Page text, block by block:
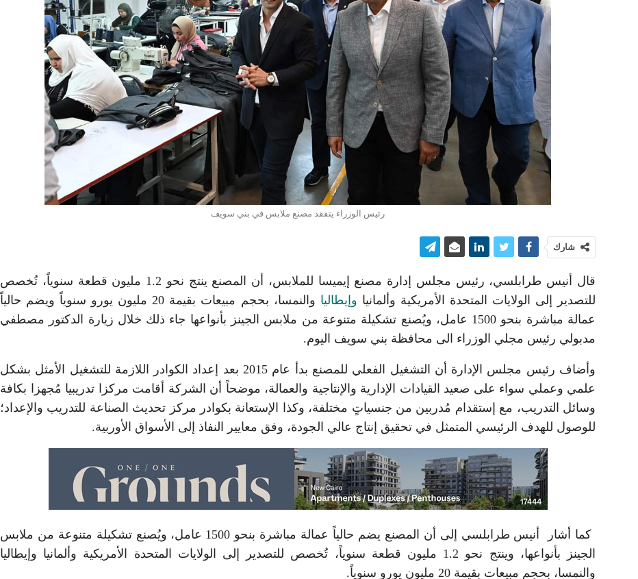
رئيس الوزراء يتفقد مصنع ملابس في بني سويف
شارك
قال أنيس طرابلسي، رئيس مجلس إدارة مصنع إيميسا للملابس، أن المصنع ينتج نحو 1.2 مليون قطعة سنوياً، تُخصص
للتصدير إلى الولايات المتحدة الأمريكية وألمانيا وإيطاليا
والنمسا، بحجم مبيعات بقيمة 20 مليون يورو سنوياً ويضم حالياً
عمالة مباشرة بنحو 1500 عامل، ويُصنع تشكيلة متنوعة من ملابس الجينز بأنواعها جاء ذلك خلال زيارة الدكتور مصطفي
مدبولي رئيس مجلي الوزراء الى محافظة بني سويف اليوم.
وأضاف رئيس مجلس الإدارة أن التشغيل الفعلي للمصنع بدأ عام 2015 بعد إعداد الكوادر اللازمة للتشغيل الأمثل بشكل
علمي وعملي سواء على صعيد القيادات الإدارية والإنتاجية والعمالة، موضحاً أن الشركة أقامت مركزا تدريبيا مُجهزا بكافة
وسائل التدريب، مع إستقدام مُدربين من جنسياتٍ مختلفة، وكذا الإستعانة بكوادر مركز تحديث الصناعة للتدريب والإعداد؛
للوصول للهدف الرئيسي المتمثل في تحقيق إنتاج عالي الجودة، وفق معايير النفاذ إلى الأسواق الأوربية.
كما أشار أنيس طرابلسي إلى أن المصنع يضم حالياً عمالة مباشرة بنحو 1500 عامل، ويُصنع تشكيلة متنوعة من ملابس
الجينز بأنواعها، وينتج نحو 1.2 مليون قطعة سنوياً، تُخصص للتصدير إلى الولايات المتحدة الأمريكية وألمانيا وإيطاليا
والنمسا، بحجم مبيعات بقيمة 20 مليون يورو سنوياً.